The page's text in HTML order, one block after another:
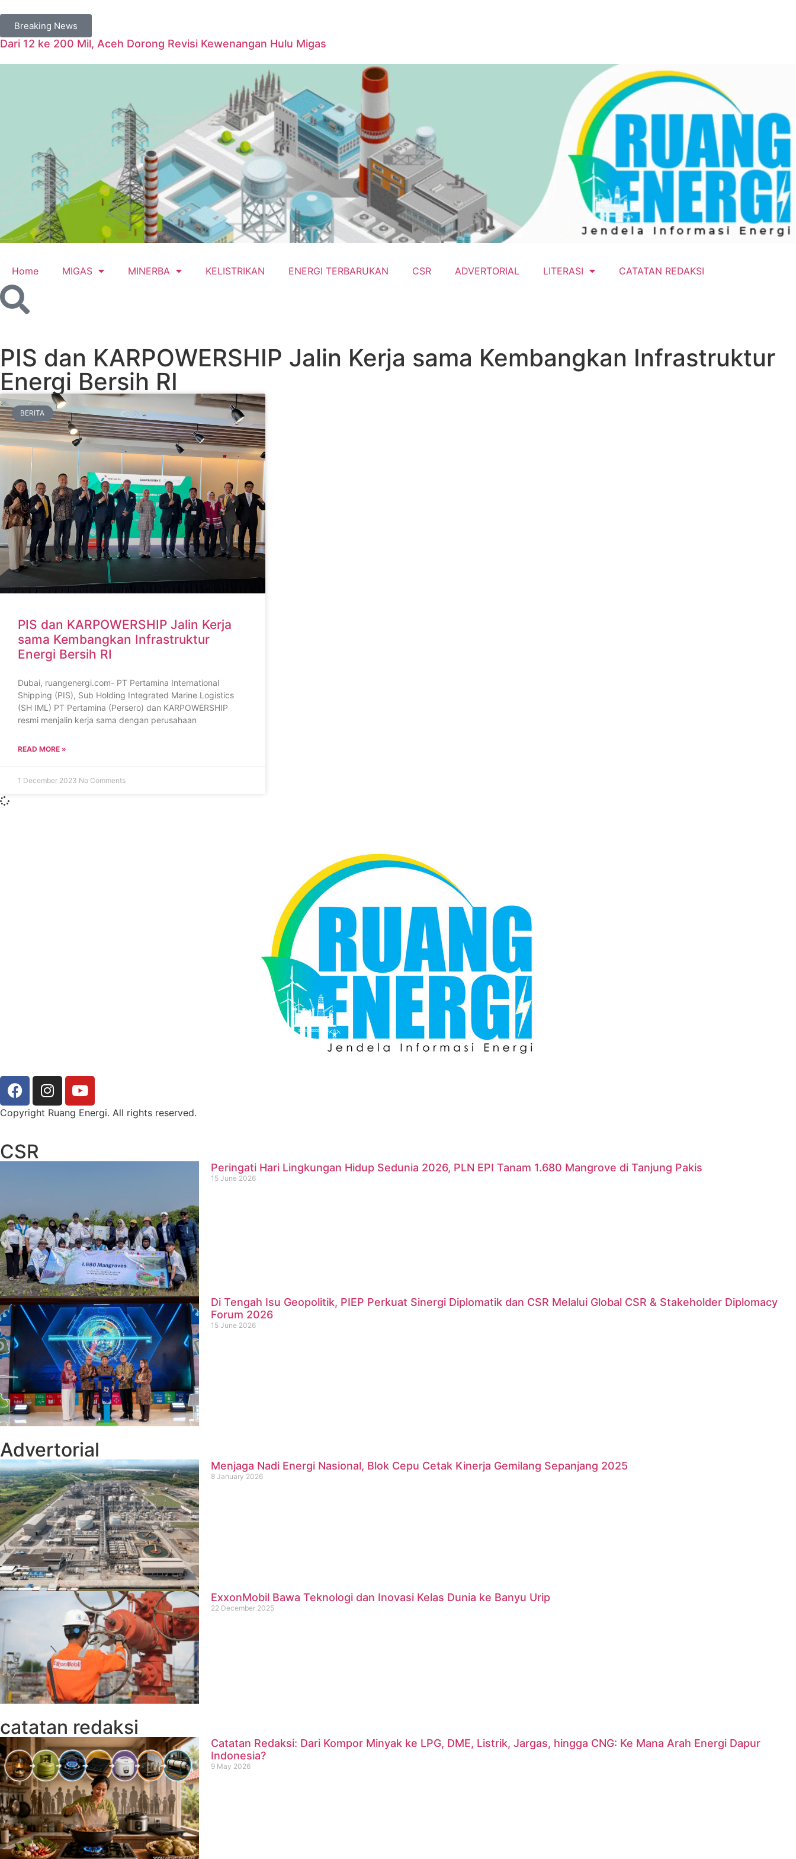
Breaking News
Dari 12 ke 200 Mil, Aceh Dorong Revisi Kewenangan Hulu Migas
Home MIGAS MINERBA KELISTRIKAN ENERGI TERBARUKAN CSR ADVERTORIAL LITERASI CATATAN REDAKSI
PIS dan KARPOWERSHIP Jalin Kerja sama Kembangkan Infrastruktur
Energi Bersih RI
BERITA
PIS dan KARPOWERSHIP Jalin Kerja
sama Kembangkan Infrastruktur
Energi Bersih RI
Dubai, ruangenergi.com- PT Pertamina International
Shipping (PIS), Sub Holding Integrated Marine Logistics
(SH IML) PT Pertamina (Persero) dan KARPOWERSHIP
resmi menjalin kerja sama dengan perusahaan
READ MORE »
1 December 2023 No Comments
Copyright Ruang Energi. All rights reserved.
CSR
Peringati Hari Lingkungan Hidup Sedunia 2026, PLN EPI Tanam 1.680 Mangrove di Tanjung Pakis
15 June 2026
Di Tengah Isu Geopolitik, PIEP Perkuat Sinergi Diplomatik dan CSR Melalui Global CSR & Stakeholder Diplomacy
Forum 2026
15 June 2026
Advertorial
Menjaga Nadi Energi Nasional, Blok Cepu Cetak Kinerja Gemilang Sepanjang 2025
8 January 2026
ExxonMobil Bawa Teknologi dan Inovasi Kelas Dunia ke Banyu Urip
22 December 2025
catatan redaksi
Catatan Redaksi: Dari Kompor Minyak ke LPG, DME, Listrik, Jargas, hingga CNG: Ke Mana Arah Energi Dapur
Indonesia?
9 May 2026